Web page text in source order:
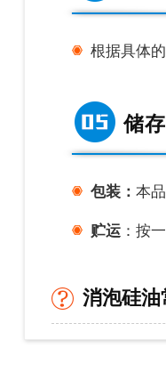
根据具体
储
包装： 本
贮运 ：按
消泡硅